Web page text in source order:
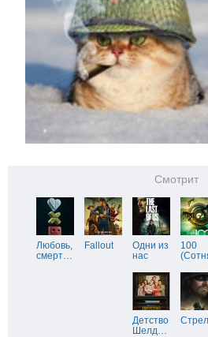
Смотрит
Любовь,
смерт…
Fallout
Одни из
нас
100
Детство
Шелд…